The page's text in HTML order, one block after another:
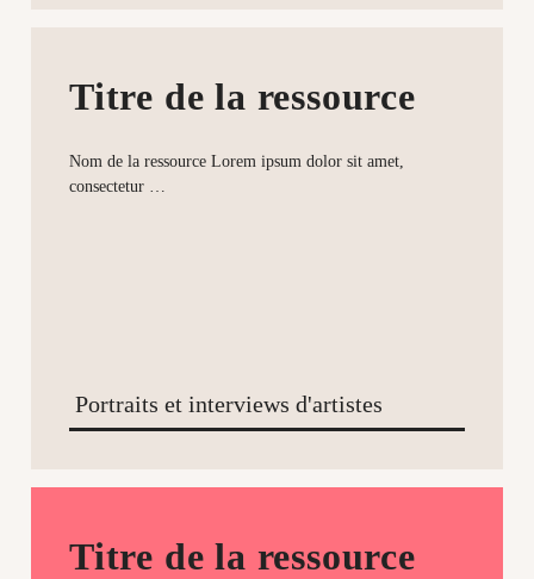
Titre de la ressource
Nom de la ressource Lorem ipsum dolor sit amet,
consectetur …
Portraits et interviews d'artistes
Titre de la ressource